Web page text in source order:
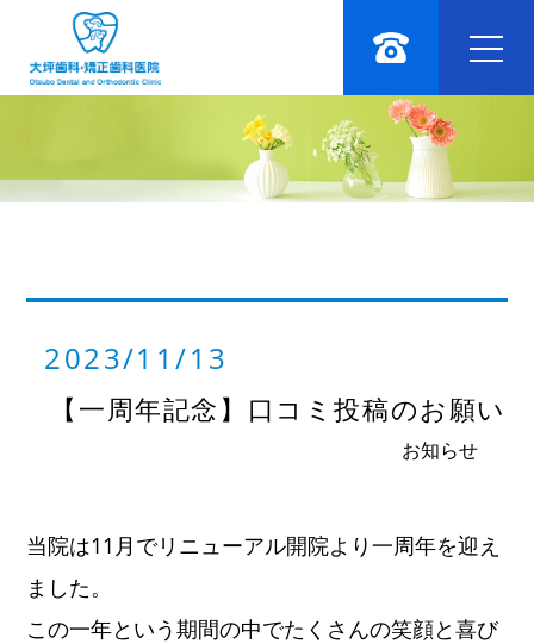
2023/11/13
【一周年記念】口コミ投稿のお願い
お知らせ
当院は11月でリニューアル開院より一周年を迎え
ました。
この一年という期間の中でたくさんの笑顔と喜び